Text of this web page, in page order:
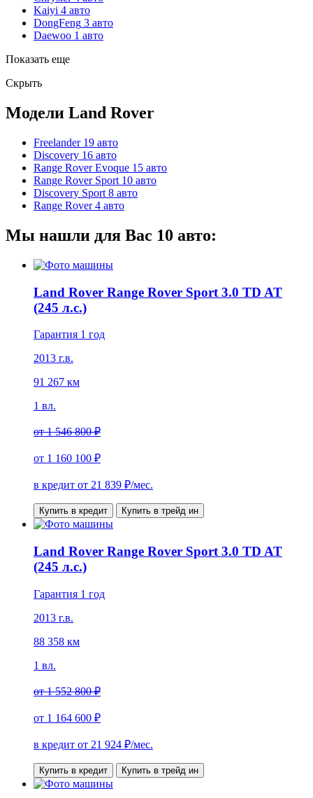
Kaiyi 4 авто
DongFeng 3 авто
Daewoo 1 авто
Показать еще
Скрыть
Модели Land Rover
Freelander 19 авто
Discovery 16 авто
Range Rover Evoque 15 авто
Range Rover Sport 10 авто
Discovery Sport 8 авто
Range Rover 4 авто
Мы нашли для Вас 10 авто:
Land Rover Range Rover Sport 3.0 TD AT
(245 л.с.)
Гарантия 1 год
2013 г.в.
91 267 км
1 вл.
от1 546 800 ₽
от 1 160 100 ₽
в кредит от 21 839 ₽/мес.
Купить в кредит Купить в трейд ин
Land Rover Range Rover Sport 3.0 TD AT
(245 л.с.)
Гарантия 1 год
2013 г.в.
88 358 км
1 вл.
от1 552 800 ₽
от 1 164 600 ₽
в кредит от 21 924 ₽/мес.
Купить в кредит Купить в трейд ин